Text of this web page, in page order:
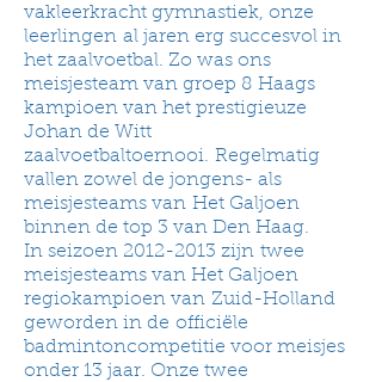
vakleerkracht gymnastiek, onze
leerlingen al jaren erg succesvol in
het zaalvoetbal. Zo was ons
meisjesteam van groep 8 Haags
kampioen van het prestigieuze
Johan de Witt
zaalvoetbaltoernooi. Regelmatig
vallen zowel de jongens- als
meisjesteams van Het Galjoen
binnen de top 3 van Den Haag.
In seizoen 2012-2013 zijn twee
meisjesteams van Het Galjoen
regiokampioen van Zuid-Holland
geworden in de officiële
badmintoncompetitie voor meisjes
onder 13 jaar. Onze twee